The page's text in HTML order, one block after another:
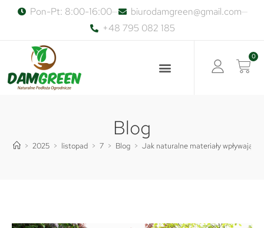
Pon-Pt: 8:00-16:00
biurodamgreen@gmail.com
+48 795 082 185
0
Blog
> 2025 > listopad > 7 > Blog > Jak naturalne materiały wpływają